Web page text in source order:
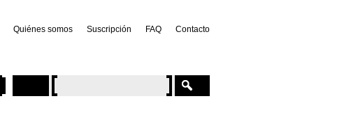
Quiénes somos Suscripción FAQ Contacto